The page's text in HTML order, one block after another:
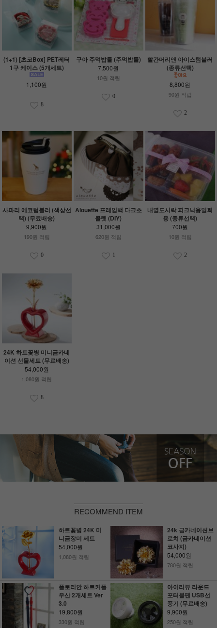
(1+1) [초코Box] PET레터
1구 케이스 (5개세트)
1,100원
8
구아 주먹밥틀 (주먹밥틀)
7,500원
10원 적립
0
빨간머리앤 아이스텀블러
(종류선택)
8,800원
90원 적립
2
사파리 에코텀블러 (색상선
택) (무료배송)
9,900원
190원 적립
0
Alouette 프레임백 다크초
콜렛 (DIY)
31,000원
620원 적립
1
내열도시락 피크닉용일회
용 (종류선택)
700원
10원 적립
2
24K 하트꽃병 미니금카네
이션 선물세트 (무료배송)
54,000원
1,080원 적립
8
RECOMMEND ITEM
하트꽃병 24K 미
니금장미 세트
54,000원
1,080원 적립
24k 금카네이션브
로치 (금카네이션
코사지)
54,000원
780원 적립
플로리안 하트커플
우산 2개세트 Ver
3.0
19,800원
330원 적립
아이리뷰 라운드
포터블팬 USB선
풍기 (무료배송)
9,900원
250원 적립